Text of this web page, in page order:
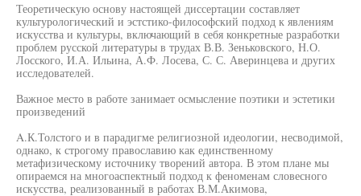
Теоретическую основу настоящей диссертации составляет
культурологический и эстстико-философский подход к явлениям
искусства и культуры, включающий в себя конкретные разработки
проблем русской литературы в трудах В.В. Зеньковского, Н.О.
Лосского, И.А. Ильина, А.Ф. Лосева, С. С. Аверинцева и других
исследователей.
Важное место в работе занимает осмысление поэтики и эстетики
произведений
A.К.Толстого и в парадигме религиозной идеологии, несводимой,
однако, к строгому православию как единственному
метафизическому источнику творений автора. В этом плане мы
опираемся на многоаспектный подход к феноменам словесного
искусства, реализованный в работах В.М.Акимова,